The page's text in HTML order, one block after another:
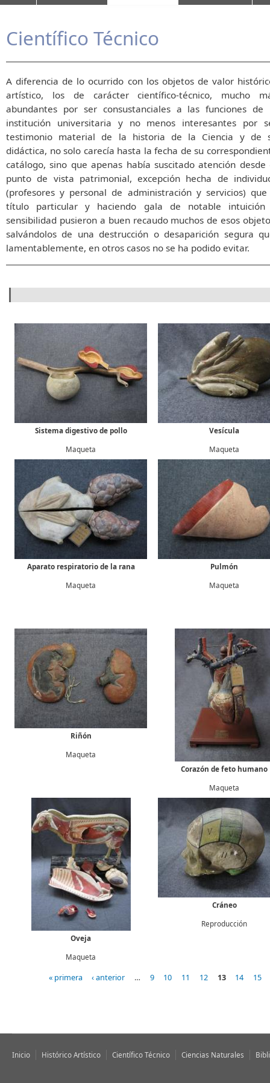
Científico Técnico
A diferencia de lo ocurrido con los objetos de valor
artístico, los de carácter científico-técnico, mucho
abundantes por ser consustanciales a las funciones de
institución universitaria y no menos interesantes por
testimonio material de la historia de la Ciencia y de
didáctica, no solo carecía hasta la fecha de su
catálogo, sino que apenas había suscitado atención desde
punto de vista patrimonial, excepción hecha de
(profesores y personal de administración y servicios)
título particular y haciendo gala de notable
sensibilidad pusieron a buen recaudo muchos de esos
salvándolos de una destrucción o desaparición segura
lamentablemente, en otros casos no se ha podido evitar.
Formulario de búsqueda
Sistema digestivo de pollo
Maqueta
Vesícula
Maqueta
Aparato respiratorio de la rana
Maqueta
Pulmón
Maqueta
Riñón
Maqueta
Corazón de feto humano
Maqueta
Oveja
Maqueta
Cráneo
Reproducción
Páginas« primera ‹ anterior … 9 10 11 12 13 14 15
Inicio Histórico Artístico Científico Técnico Ciencias Naturales